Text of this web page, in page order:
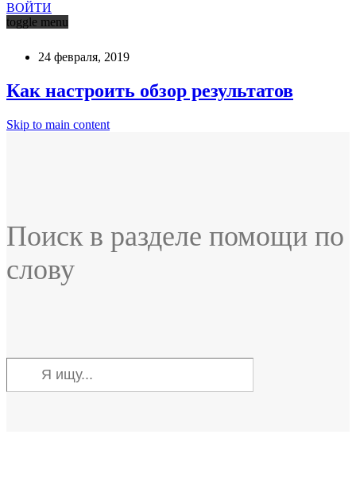
ВОЙТИ
toggle menu
24 февраля, 2019
Как настроить обзор результатов
Skip to main content
Поиск в разделе помощи по
слову